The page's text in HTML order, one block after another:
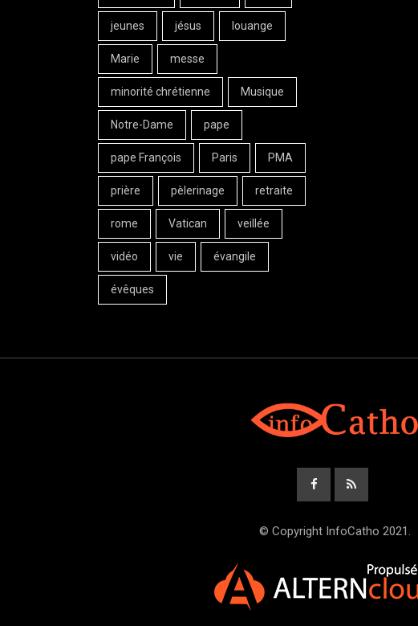
jeunes jésus louange
Marie messe
minorité chrétienne Musique
Notre-Dame pape
pape François Paris PMA
prière pèlerinage retraite
rome Vatican veillée
vidéo vie évangile
évêques
© Copyright InfoCatho 2021.